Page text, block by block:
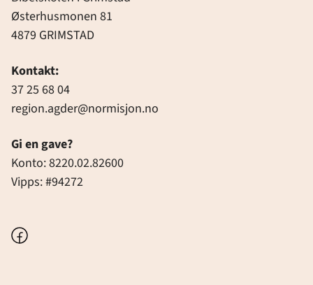
Østerhusmonen 81
4879 GRIMSTAD
Kontakt:
37 25 68 04
region.agder@normisjon.no
Gi en gave?
Konto: 8220.02.82600
Vipps: #94272
Facebook